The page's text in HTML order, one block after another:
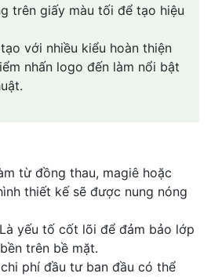
trên giấy màu tối để tạo hiệu
với nhiều kiểu hoàn thiện
nhấn logo đến làm nổi bật
từ đồng thau, magiê hoặc
thiết kế sẽ được nung nóng
yếu tố cốt lõi để đảm bảo lớp
trên bề mặt.
phí đầu tư ban đầu có thể